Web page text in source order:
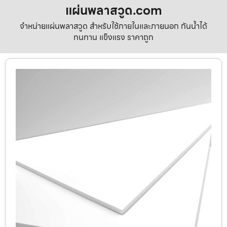
แผ่นพลาสวูด.com
จำหน่ายแผ่นพลาสวูด สำหรับใช้ภายในและภายนอก กันน้ำได้
ทนทาน แข็งแรง ราคาถูก